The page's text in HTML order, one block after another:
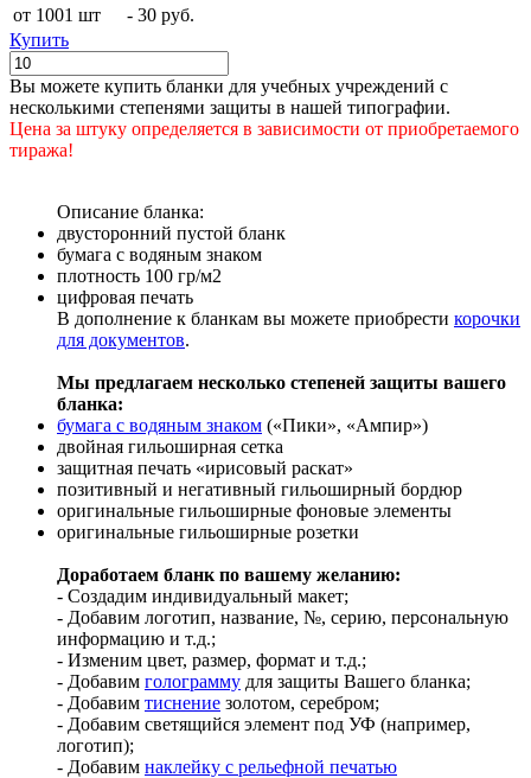
от 1001 шт
- 30 руб.
Купить
Вы можете купить бланки для учебных учреждений с
несколькими степенями защиты в нашей типографии.
Цена за штуку определяется в зависимости от приобретаемого
тиража!
Описание бланка:
двусторонний пустой бланк
бумага с водяным знаком
плотность 100 гр/м2
цифровая печать
В дополнение к бланкам вы можете приобрести корочки
для документов.
Мы предлагаем несколько степеней защиты вашего
бланка:
бумага с водяным знаком («Пики», «Ампир»)
двойная гильоширная сетка
защитная печать «ирисовый раскат»
позитивный и негативный гильоширный бордюр
оригинальные гильоширные фоновые элементы
оригинальные гильоширные розетки
Доработаем бланк по вашему желанию:
- Создадим индивидуальный макет;
- Добавим логотип, название, №, серию, персональную
информацию и т.д.;
- Изменим цвет, размер, формат и т.д.;
- Добавим голограмму для защиты Вашего бланка;
- Добавим тиснение золотом, серебром;
- Добавим светящийся элемент под УФ (например,
логотип);
- Добавим наклейку с рельефной печатью